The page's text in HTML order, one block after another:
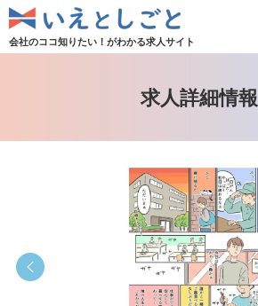
会社のココ知りたい！がわかる求人サイト
求人詳細情報